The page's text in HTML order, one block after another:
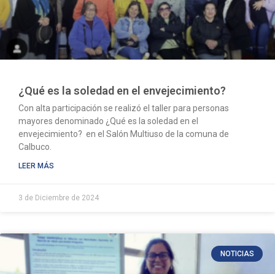
¿Qué es la soledad en el envejecimiento?
Con alta participación se realizó el taller para personas
mayores denominado ¿Qué es la soledad en el
envejecimiento? en el Salón Multiuso de la comuna de
Calbuco.
LEER MÁS
3 de Diciembre de 2024
NOTICIAS